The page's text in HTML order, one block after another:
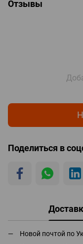
Отзывы
Поделиться в
Новой почтой по